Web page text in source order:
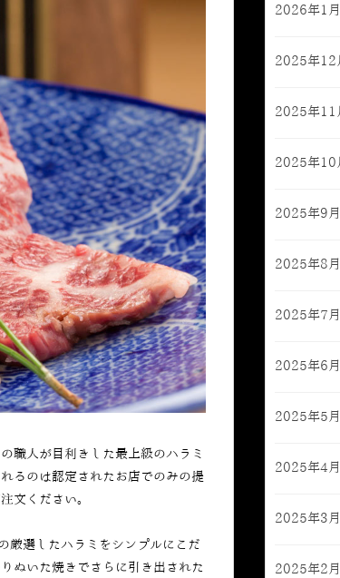
職人が目利きした最上級のハラミ
るのは認定されたお店でのみの提
文ください。
厳選したハラミをシンプルにこだ
ぬいた焼きでさらに引き出された
2026年1月
2025年12
2025年11
2025年10
2025年9月
2025年8月
2025年7月
2025年6月
2025年5月
2025年4月
2025年3月
2025年2月